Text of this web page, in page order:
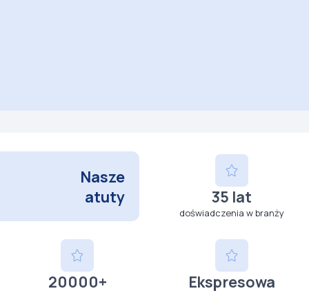
Nasze
atuty
35 lat
doświadczenia w branży
20000+
Ekspresowa